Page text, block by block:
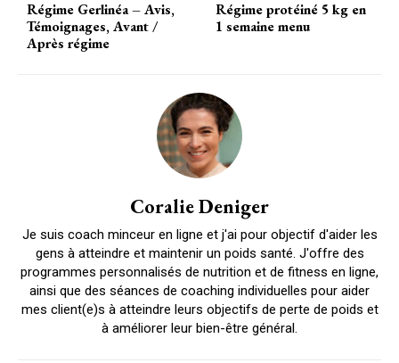
Régime Gerlinéa – Avis,
Témoignages, Avant /
Après régime
Régime protéiné 5 kg en
1 semaine menu
Coralie Deniger
Je suis coach minceur en ligne et j'ai pour objectif d'aider les
gens à atteindre et maintenir un poids santé. J'offre des
programmes personnalisés de nutrition et de fitness en ligne,
ainsi que des séances de coaching individuelles pour aider
mes client(e)s à atteindre leurs objectifs de perte de poids et
à améliorer leur bien-être général.